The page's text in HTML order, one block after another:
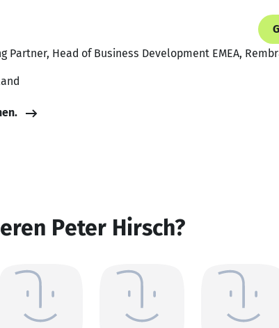
Partner, Head of Business Development EMEA,
Peter Hirsch?